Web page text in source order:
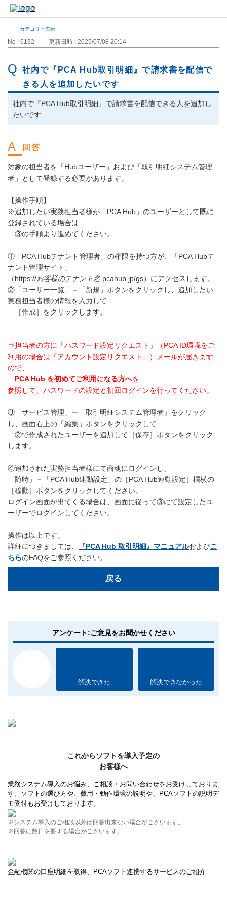
カテゴリー表示
No : 6132 更新日時 : 2025/07/08 20:14
社内で『PCA Hub取引明細』で請求書を配信で
きる人を追加したいです
社内で『PCA Hub取引明細』で請求書を配信できる人を追加し
たいです
対象の担当者を「Hubユーザー」および「取引明細システム管理
者」として登録する必要があります。
【操作手順】
※追加したい実務担当者様が「PCA Hub」のユーザーとして既に
登録されている場合は
③の手順より進めてください。
①「PCA Hubテナント管理者」の権限を持つ方が、「PCA Hubテ
ナント管理サイト」
（https://お客様のテナント名.pcahub.jp/gs）にアクセスします。
②「ユーザー一覧」－「新規」ボタンをクリックし、追加したい
実務担当者様の情報を入力して
［作成］をクリックします。
⇒担当者の方に「パスワード設定リクエスト」（PCA ID環境をご
利用の場合は「アカウント設定リクエスト」）メールが届きます
ので、
PCA Hub を初めてご利用になる方へを
参照して、パスワードの設定と初回ログインを行ってください。
③「サービス管理」ー「取引明細システム管理者」をクリック
し、画面右上の「編集」ボタンをクリックして
②で作成されたユーザーを追加して［保存］ボタンをクリック
します。
④追加された実務担当者様にて商魂にログインし、
「随時」－「PCA Hub連動設定」の［PCA Hub連動設定］欄横の
［移動］ボタンをクリックしてください。
ログイン画面が出てくる場合は、画面に従って③にて設定したユ
ーザーでログインしてください。
操作は以上です。
詳細につきましては、
『PCA Hub 取引明細』マニュアルおよびこ
ちらのFAQをご参照ください。
戻る
アンケート:ご意見をお聞かせください
解決できた 解決できなかった
これからソフトを導入予定の
お客様へ
業務システム導入のお悩み、ご相談・お問い合わせをお受けしておりま
す。ソフトの選び方や、費用・動作環境の説明や、PCAソフトの説明デ
モ受付もお受けしております。
※システム導入のご相談以外は回答出来ない場合がございます。
※回答に数日を要する場合がございます。
金融機関の口座明細を取得、PCAソフト連携するサービスのご紹介